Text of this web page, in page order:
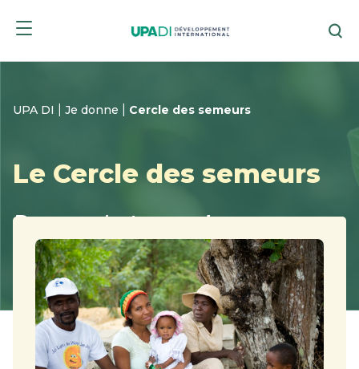
to
to
UPA DI Je donne Cercle des semeurs
Le Cercle des semeurs
Donner c'est semer!